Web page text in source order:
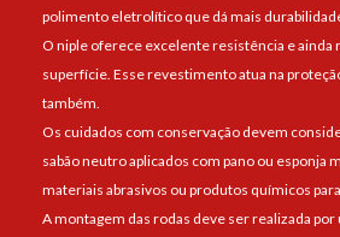
polimento eletrolítico que dá mais
O niple oferece excelente resistência e ainda
superfície. Esse revestimento atua na
também.
Os cuidados com conservação devem
sabão neutro aplicados com pano ou esponja
materiais abrasivos ou produtos químicos
A montagem das rodas deve ser realizada